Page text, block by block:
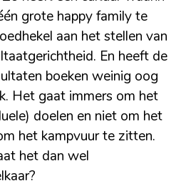
grote happy family te
aan het stellen van
En heeft de
boeken weinig oog
Het gaat immers om het
doelen en niet om het
het kampvuur te zitten.
het dan wel